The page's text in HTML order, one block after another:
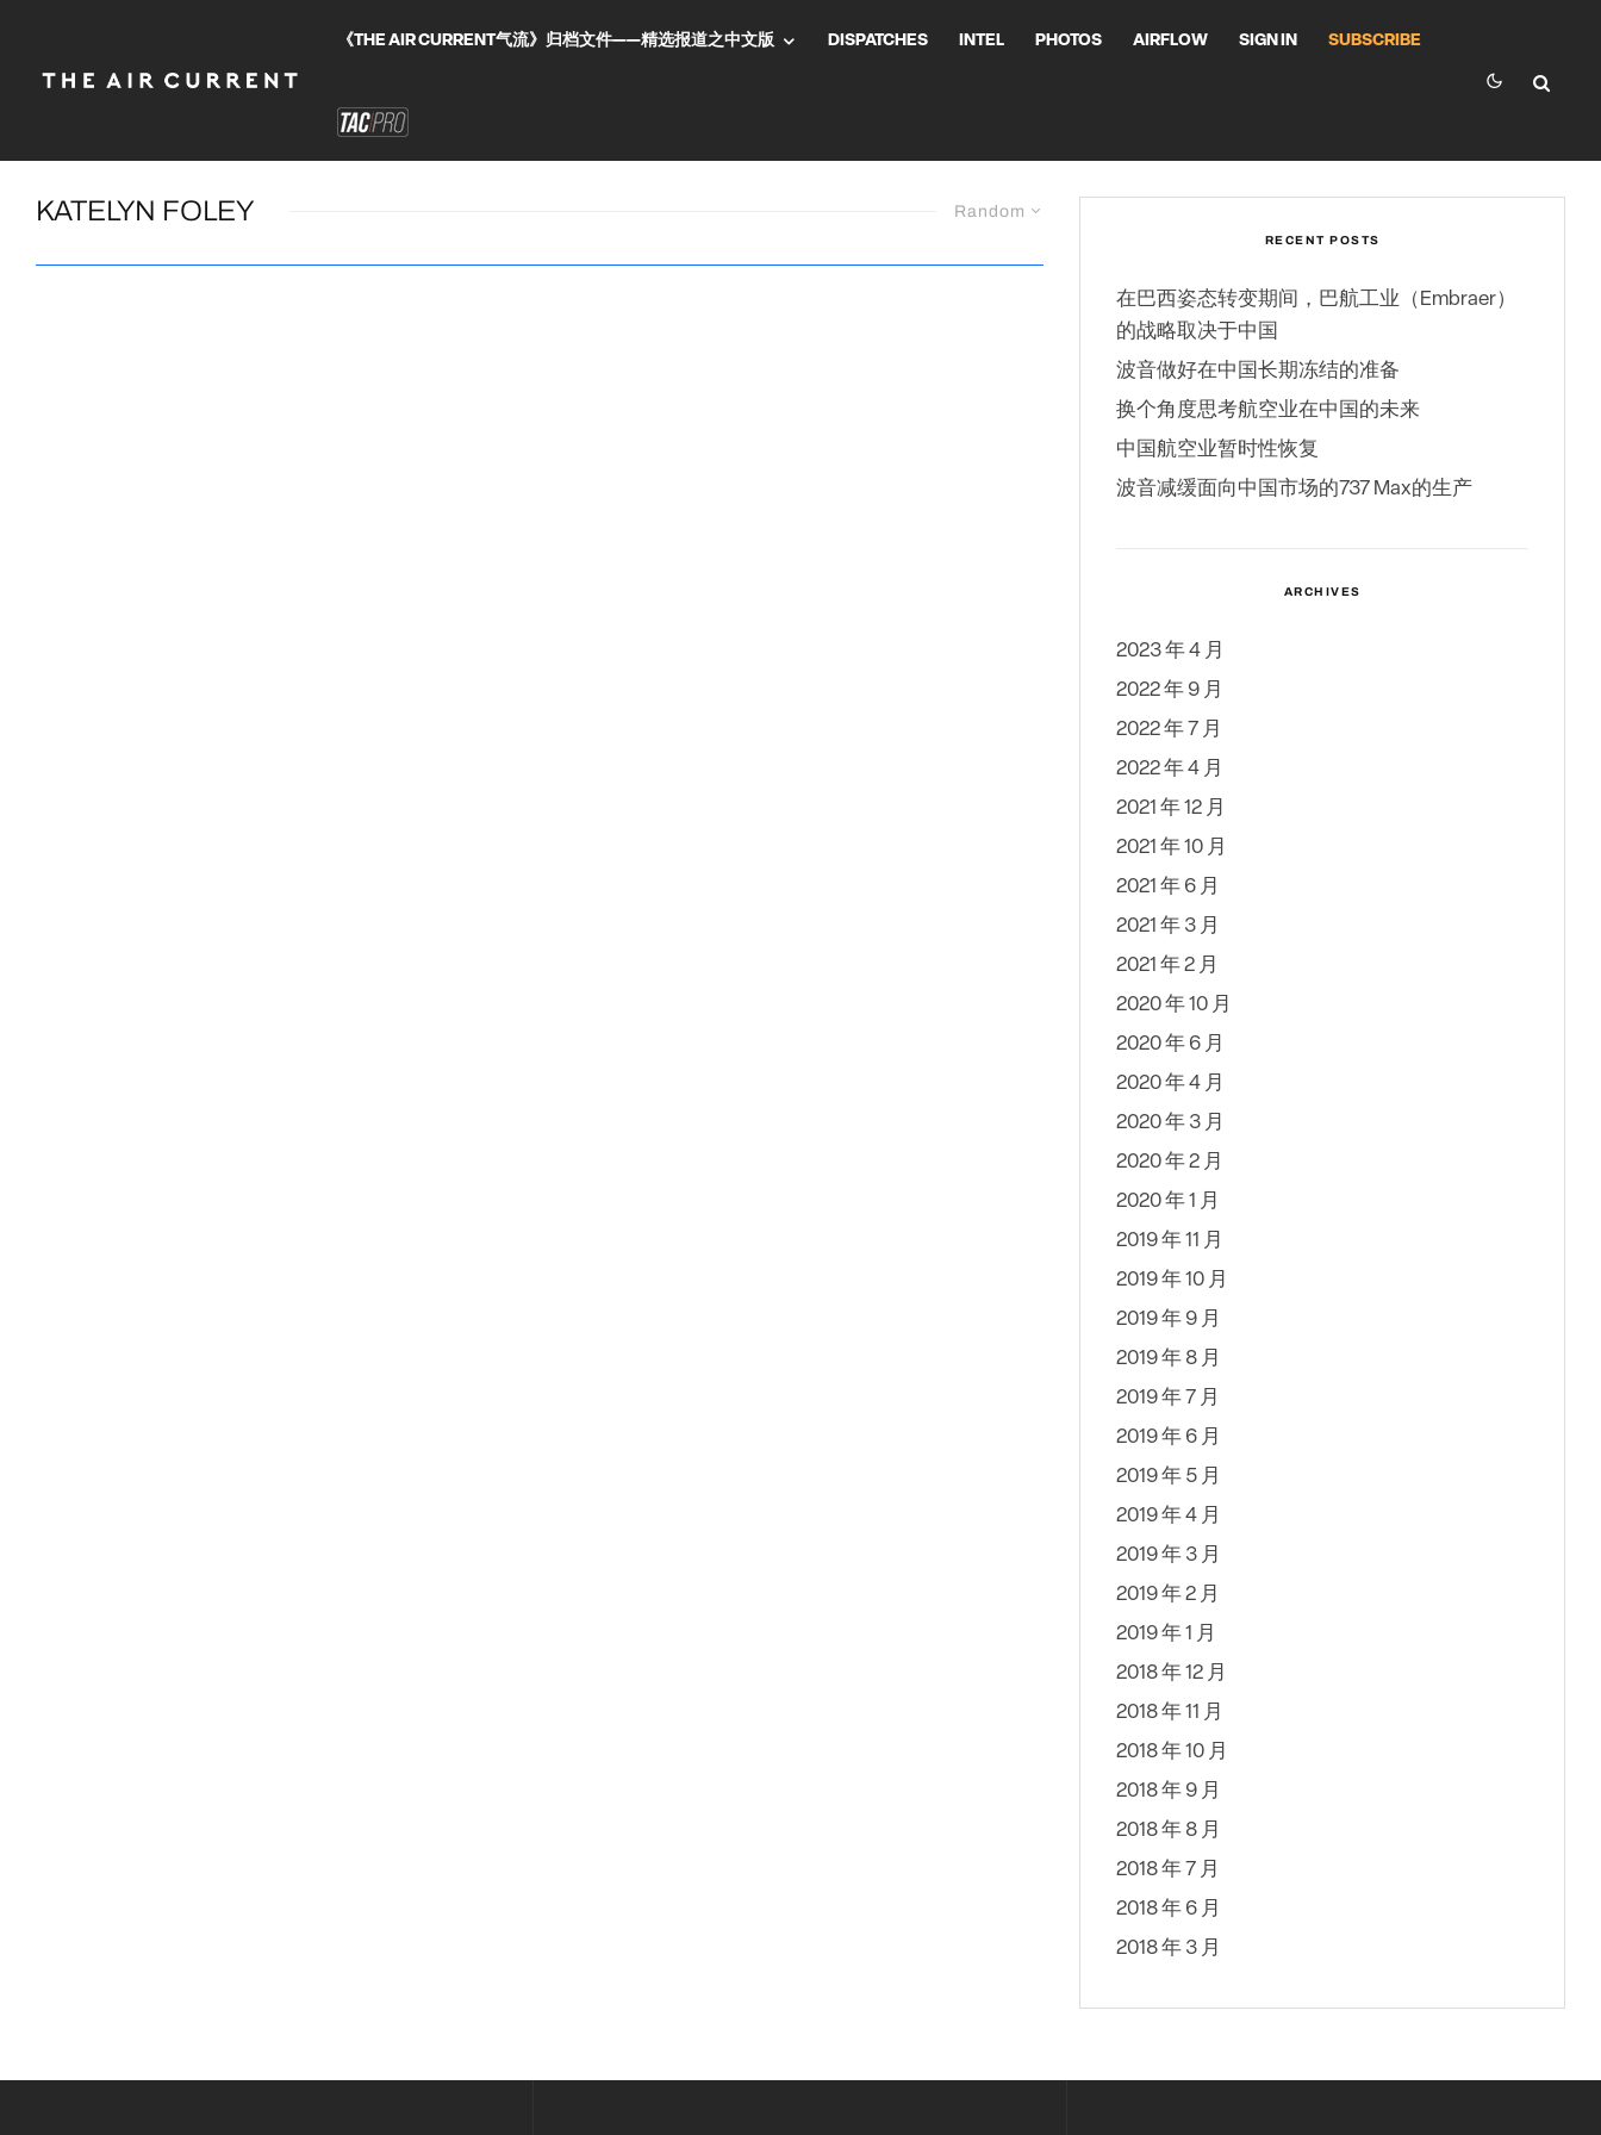
《THE AIR CURRENT气流》归档文件——精选报道之中文版 DISPATCHES INTEL PHOTOS AIRFLOW SIGN IN SUBSCRIBE
Random
KATELYN FOLEY
RECENT POSTS
在巴西姿态转变期间，巴航工业（Embraer）
的战略取决于中国
波音做好在中国长期冻结的准备
换个角度思考航空业在中国的未来
中国航空业暂时性恢复
波音减缓面向中国市场的737 Max的生产
ARCHIVES
2023 年 4 月
2022 年 9 月
2022 年 7 月
2022 年 4 月
2021 年 12 月
2021 年 10 月
2021 年 6 月
2021 年 3 月
2021 年 2 月
2020 年 10 月
2020 年 6 月
2020 年 4 月
2020 年 3 月
2020 年 2 月
2020 年 1 月
2019 年 11 月
2019 年 10 月
2019 年 9 月
2019 年 8 月
2019 年 7 月
2019 年 6 月
2019 年 5 月
2019 年 4 月
2019 年 3 月
2019 年 2 月
2019 年 1 月
2018 年 12 月
2018 年 11 月
2018 年 10 月
2018 年 9 月
2018 年 8 月
2018 年 7 月
2018 年 6 月
2018 年 3 月